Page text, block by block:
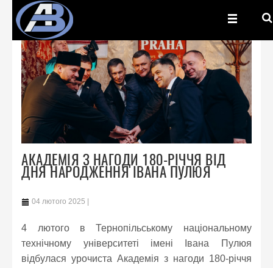
АКАДЕМІЯ З НАГОДИ 180-РІЧЧЯ ВІД
ДНЯ НАРОДЖЕННЯ ІВАНА ПУЛЮЯ
04 лютого 2025
4 лютого в Тернопільському національному
технічному університеті імені Івана Пулюя
відбулася урочиста Академія з нагоди 180-річчя